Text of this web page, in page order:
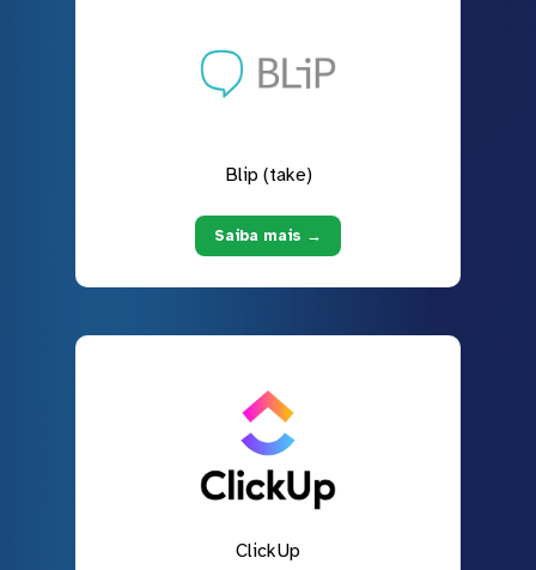
Blip (take)
Saiba mais →
ClickUp